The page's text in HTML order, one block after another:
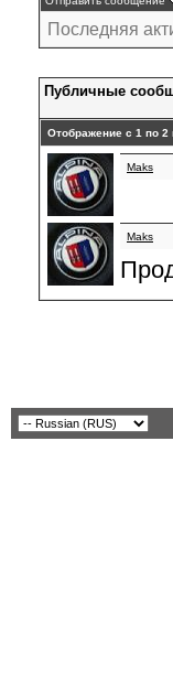
Последняя
Публичные
Отображение с 1 по 2
Maks
Maks